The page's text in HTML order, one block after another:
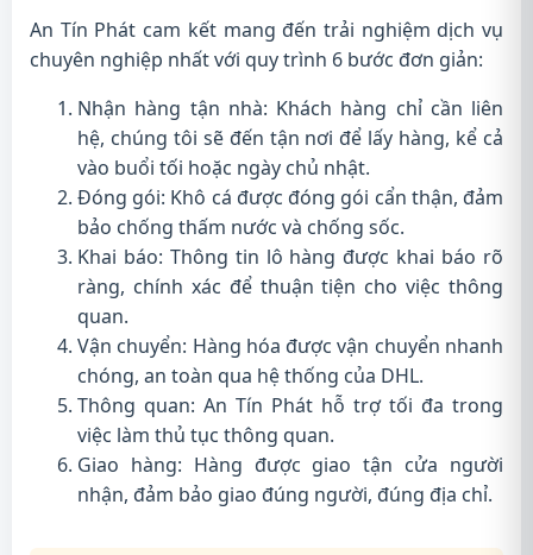
An Tín Phát cam kết mang đến trải nghiệm dịch vụ
chuyên nghiệp nhất với quy trình 6 bước đơn giản:
Nhận hàng tận nhà: Khách hàng chỉ cần liên
hệ, chúng tôi sẽ đến tận nơi để lấy hàng, kể cả
vào buổi tối hoặc ngày chủ nhật.
Đóng gói: Khô cá được đóng gói cẩn thận, đảm
bảo chống thấm nước và chống sốc.
Khai báo: Thông tin lô hàng được khai báo rõ
ràng, chính xác để thuận tiện cho việc thông
quan.
Vận chuyển: Hàng hóa được vận chuyển nhanh
chóng, an toàn qua hệ thống của DHL.
Thông quan: An Tín Phát hỗ trợ tối đa trong
việc làm thủ tục thông quan.
Giao hàng: Hàng được giao tận cửa người
nhận, đảm bảo giao đúng người, đúng địa chỉ.